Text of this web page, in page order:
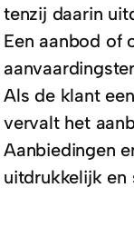
tenzij daarin
Een aanbod of
Als de klant
vervalt het
Aanbiedingen
uitdrukkelijk en